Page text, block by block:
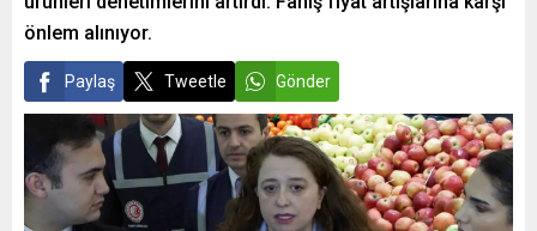
önlem alınıyor.
Paylaş Tweetle Gönder